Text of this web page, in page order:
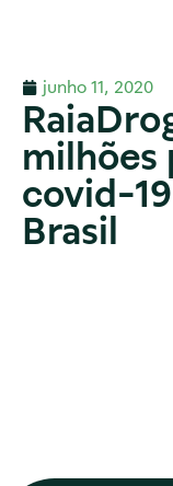
junho 11, 2020
milhões
covid-
Brasil